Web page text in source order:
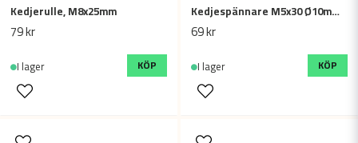
Kedjerulle, M8x25mm
79 kr
I lager KÖP
Kedjespännare M5x30 Ø10mm (2-pack)
69 kr
I lager KÖP